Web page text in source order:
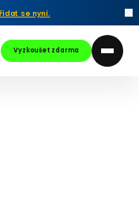
se nyní.
Vyzkoušet zdarma